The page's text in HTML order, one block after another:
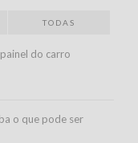
TODAS
do carro
o que pode ser